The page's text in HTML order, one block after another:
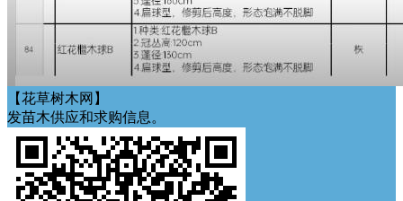
【花草树木网】
发苗木供应和求购信息。